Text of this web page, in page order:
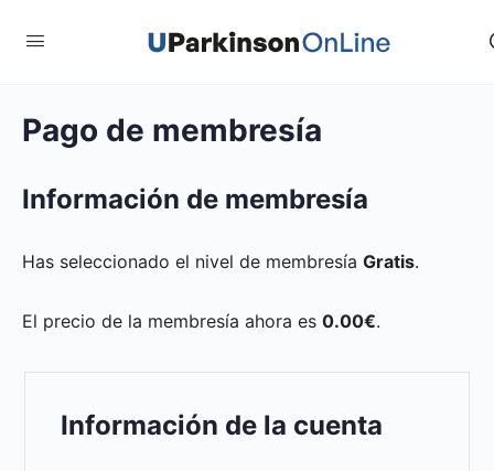
Pago de membresía
Información de membresía
Has seleccionado el nivel de membresía Gratis.
El precio de la membresía ahora es 0.00€.
Información de la cuenta